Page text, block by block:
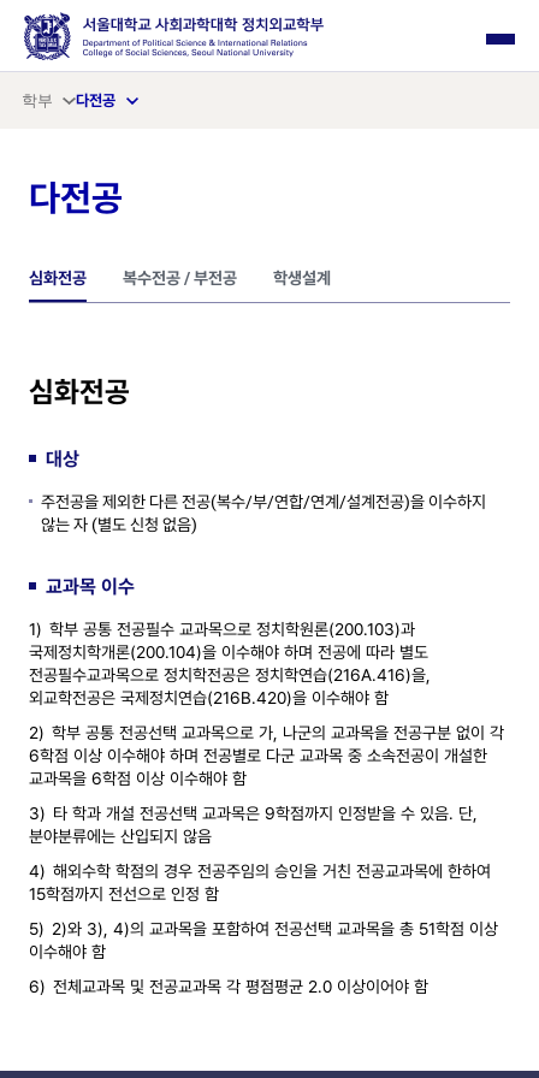
학부 다전공
다전공
심화전공 복수전공 / 부전공 학생설계
심화전공
대상
주전공을 제외한 다른 전공(복수/부/연합/연계/설계전공)을 이수하지
않는 자 (별도 신청 없음)
교과목 이수
1) 학부 공통 전공필수 교과목으로 정치학원론(200.103)과
국제정치학개론(200.104)을 이수해야 하며 전공에 따라 별도
전공필수교과목으로 정치학전공은 정치학연습(216A.416)을,
외교학전공은 국제정치연습(216B.420)을 이수해야 함
2) 학부 공통 전공선택 교과목으로 가, 나군의 교과목을 전공구분 없이 각
6학점 이상 이수해야 하며 전공별로 다군 교과목 중 소속전공이 개설한
교과목을 6학점 이상 이수해야 함
3) 타 학과 개설 전공선택 교과목은 9학점까지 인정받을 수 있음. 단,
분야분류에는 산입되지 않음
4) 해외수학 학점의 경우 전공주임의 승인을 거친 전공교과목에 한하여
15학점까지 전선으로 인정 함
5) 2)와 3), 4)의 교과목을 포함하여 전공선택 교과목을 총 51학점 이상
이수해야 함
6) 전체교과목 및 전공교과목 각 평점평균 2.0 이상이어야 함